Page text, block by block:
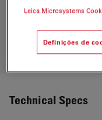
Technical Specs
Leica Microsystems
Definições de